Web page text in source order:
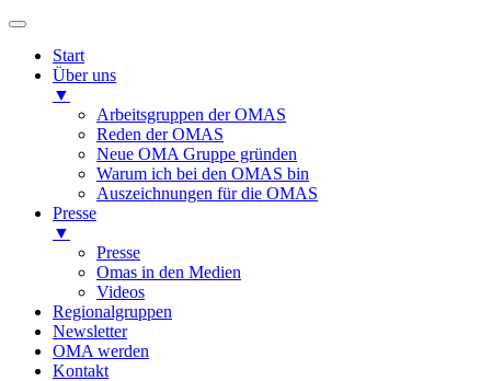
Start
Über uns
▼
Arbeitsgruppen der OMAS
Reden der OMAS
Neue OMA Gruppe gründen
Warum ich bei den OMAS bin
Auszeichnungen für die OMAS
Presse
▼
Presse
Omas in den Medien
Videos
Regionalgruppen
Newsletter
OMA werden
Kontakt